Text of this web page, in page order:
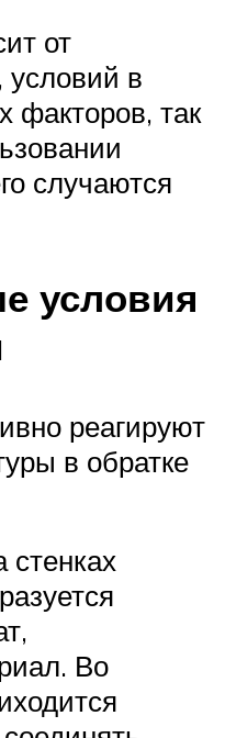
от
условий в
факторов, так
случаются
условия
реагируют
в обратке
стенках
Во